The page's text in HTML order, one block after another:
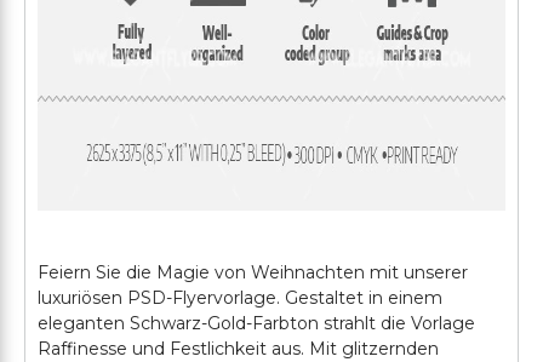
Feiern Sie die Magie von Weihnachten mit unserer
luxuriösen PSD-Flyervorlage. Gestaltet in einem
eleganten Schwarz-Gold-Farbton strahlt die Vorlage
Raffinesse und Festlichkeit aus. Mit glitzernden